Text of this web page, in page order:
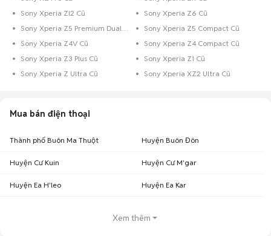
Sony Xperia Zl2 Cũ
Sony Xperia Z6 Cũ
Sony Xperia Z5 Premium Dual Cũ
Sony Xperia Z5 Compact Cũ
Sony Xperia Z4V Cũ
Sony Xperia Z4 Compact Cũ
Sony Xperia Z3 Plus Cũ
Sony Xperia Z1 Cũ
Sony Xperia Z Ultra Cũ
Sony Xperia XZ2 Ultra Cũ
Mua bán điện thoại
Thành phố Buôn Ma Thuột Huyện Buôn Đôn
Huyện Cư Kuin Huyện Cư M'gar
Huyện Ea H'leo Huyện Ea Kar
Xem thêm